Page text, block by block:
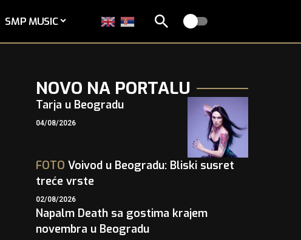
SMP MUSIC
NOVO NA PORTALU
Tarja u Beogradu
04/08/2026
FOTO Voivod u Beogradu: Bliski susret
treće vrste
02/08/2026
Napalm Death sa gostima krajem
novembra u Beogradu